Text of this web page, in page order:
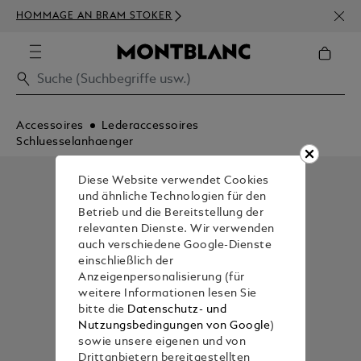
HOMMAGE AN BRAM STOKER
Accessoires
Lederaccessoires
Schluesselanhaenger
Diese Website verwendet Cookies
und ähnliche Technologien für den
Betrieb und die Bereitstellung der
relevanten Dienste. Wir verwenden
auch verschiedene Google-Dienste
einschließlich der
Anzeigenpersonalisierung (für
weitere Informationen lesen Sie
bitte die Datenschutz- und
Nutzungsbedingungen von Google)
sowie unsere eigenen und von
Drittanbietern bereitgestellten